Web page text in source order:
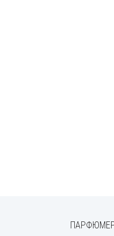
Michael Kors